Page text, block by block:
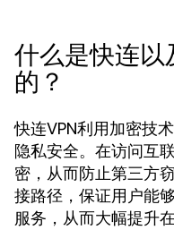
什么是快连
的？
快连VPN利用加密技
隐私安全。在访问互
密，从而防止第三方
接路径，保证用户能
服务，从而大幅提升